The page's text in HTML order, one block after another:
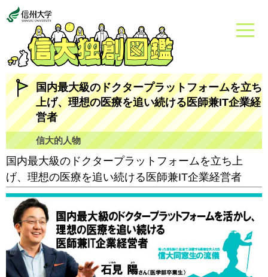
国内最大級のドクタープラットフォームを立ち
上げ、理想の医療を追い続ける医師兼IT企業経
営者
信大的人物
国内最大級のドクタープラットフォームを立ち上
げ、理想の医療を追い続ける医師兼IT企業経営者